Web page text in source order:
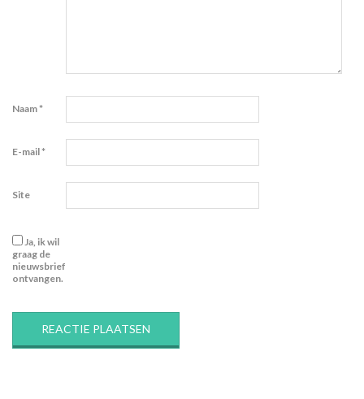
Naam*
E-mail*
Site
Ja, ik wil
graag de
nieuwsbrief
ontvangen.